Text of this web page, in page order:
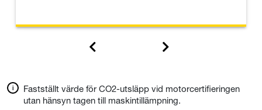
Fastställt värde för CO2-utsläpp vid motorcertifieringen
utan hänsyn tagen till maskintillämpning.